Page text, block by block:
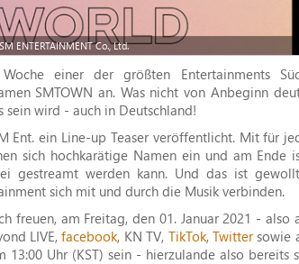
ENTERTAINMENT Co., Ltd.
einer der größten Entertainments
SMTOWN an. Was nicht von Anbeginn
sein wird - auch in Deutschland!
Ent. ein Line-up Teaser veröffentlicht. Mit für
sich hochkarätige Namen ein und am Ende
gestreamt werden kann. Und das ist
sich mit und durch die Musik verbinden.
freuen, am Freitag, den 01. Januar 2021 - also
LIVE,facebook, KN TV, TikTok, Twittersowie
Uhr (KST) sein - hierzulande also bereits